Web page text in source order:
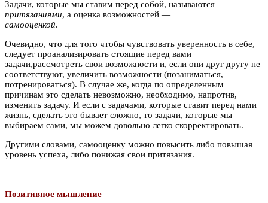
Задачи, которые мы ставим перед собой, называются
притязаниями, а оценка возможностей —
самооценкой.
Очевидно, что для того чтобы чувствовать уверенность в себе,
следует проанализировать стоящие перед вами
задачи,рассмотреть свои возможности и, если они друг другу не
соответствуют, увеличить возможности (позаниматься,
потренироваться). В случае же, когда по определенным
причинам это сделать невозможно, необходимо, напротив,
изменить задачу. И если с задачами, которые ставит перед нами
жизнь, сделать это бывает сложно, то задачи, которые мы
выбираем сами, мы можем довольно легко скорректировать.
Другими словами, самооценку можно повысить либо повышая
уровень успеха, либо понижая свои притязания.
Позитивное мышление